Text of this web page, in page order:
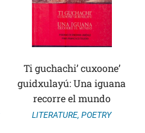
Ti guchachi’ cuxoone’
guidxulayú: Una iguana
recorre el mundo
LITERATURE, POETRY